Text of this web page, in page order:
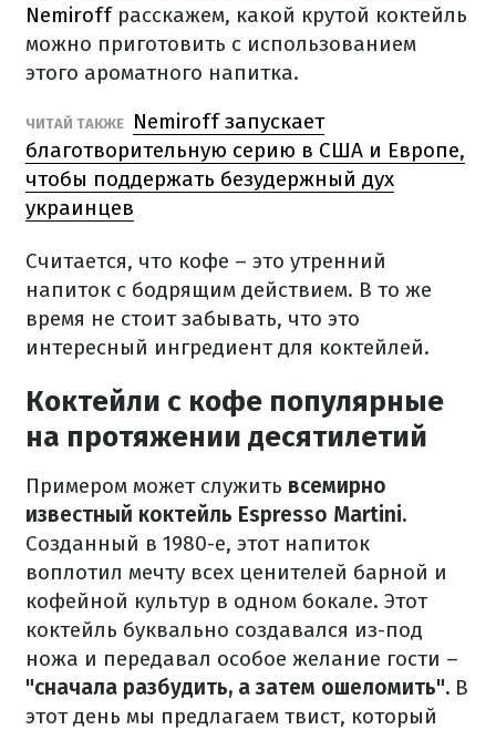
Nemiroffрасскажем, какой крутой коктейль
можно приготовить с использованием
этого ароматного напитка.
ЧИТАЙ ТАКЖЕ
Nemiroff запускает
благотворительную серию в США и Европе,
чтобы поддержать безудержный дух
украинцев
Считается, что кофе – это утренний
напиток с бодрящим действием. В то же
время не стоит забывать, что это
интересный ингредиент для коктейлей.
Коктейли с кофе популярные
на протяжении десятилетий
Примером может служить всемирно
известный коктейль Espresso Martini.
Созданный в 1980-е, этот напиток
воплотил мечту всех ценителей барной и
кофейной культур в одном бокале. Этот
коктейль буквально создавался из-под
ножа и передавал особое желание гости –
"сначала разбудить, а затем ошеломить". В
этот день мы предлагаем твист, который